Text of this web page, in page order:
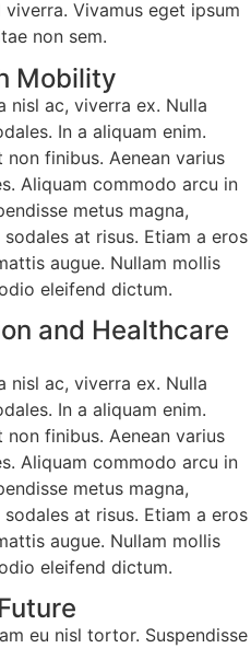
Vivamus eget ipsum
non sem.
Mobility
nisl ac, viverra ex. Nulla
In a aliquam enim.
finibus. Aenean varius
Aliquam commodo arcu in
metus magna,
at risus. Etiam a eros
augue. Nullam mollis
eleifend dictum.
and Healthcare
nisl ac, viverra ex. Nulla
In a aliquam enim.
finibus. Aenean varius
Aliquam commodo arcu in
metus magna,
at risus. Etiam a eros
augue. Nullam mollis
eleifend dictum.
eu nisl tortor. Suspendisse